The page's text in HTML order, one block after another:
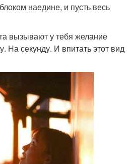
наедине, и пусть весь
вызывают у тебя желание
На секунду. И впитать этот вид